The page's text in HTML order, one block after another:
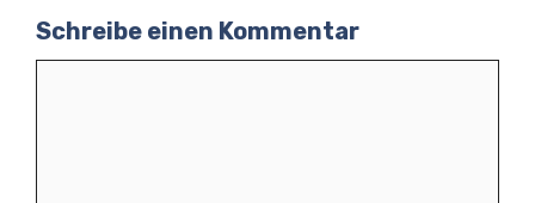
Schreibe einen Kommentar